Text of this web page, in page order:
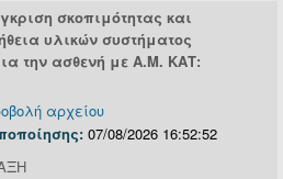
σκοπιμότητας και
υλικών συστήματος
την ασθενή με Α.Μ. ΚΑΤ:
αρχείου
07/08/2026 16:52:52